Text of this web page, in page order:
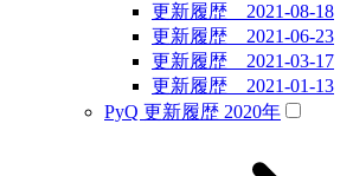
更新履歴 2021-08-18
更新履歴 2021-06-23
更新履歴 2021-03-17
更新履歴 2021-01-13
PyQ 更新履歴 2020年